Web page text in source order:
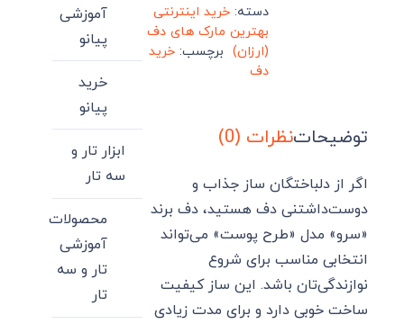
دسته:خرید اینترنتی
بهترین مارک های دف
(ارزان) برچسب: خرید
دف
توضیحاتنظرات (0)
اگر از دلباختگان ساز جذاب و
دوست‌داشتنی دف هستید، دف برند
«سرو» مدل «طرح پوست» می‌تواند
انتخابی مناسب برای شروع
نوازندگی‌تان باشد. این ساز کیفیت
ساخت خوبی دارد و برای مدت زیادی
آموزشی
پیانو
خرید
پیانو
ابزار تار و
سه تار
محصولات
آموزشی
تار و سه
تار